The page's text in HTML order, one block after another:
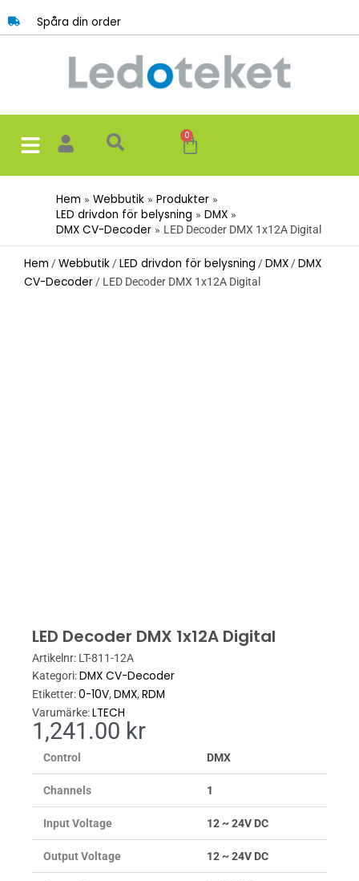
till
Spåra din order
0
Varukorg
Hem Webbutik
Produkter
LED drivdon för belysning
DMX
DMX CV-Decoder
LED Decoder DMX 1x12A Digital
Hem /Webbutik /LED drivdon för belysning /DMX /DMX
CV-Decoder / LED Decoder DMX 1x12A Digital
LED Decoder DMX 1x12A Digital
Artikelnr: LT-811-12A
Kategori:DMX CV-Decoder
Etiketter:0-10V, DMX, RDM
Varumärke:LTECH
1,241.00 kr
Control DMX
Channels 1
Input Voltage 12 ~ 24V DC
Output Voltage 12 ~ 24V DC